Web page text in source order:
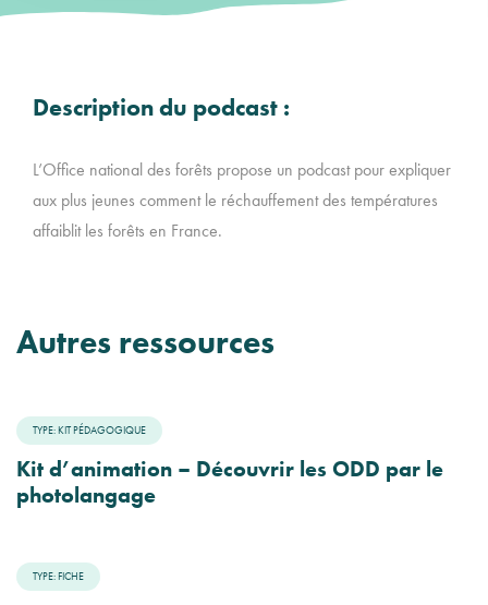
Description du podcast :
L’Office national des forêts propose un podcast pour expliquer
aux plus jeunes comment le réchauffement des températures
affaiblit les forêts en France.
Autres ressources
TYPE: KIT PÉDAGOGIQUE
Kit d’animation – Découvrir les ODD par le
photolangage
TYPE: FICHE